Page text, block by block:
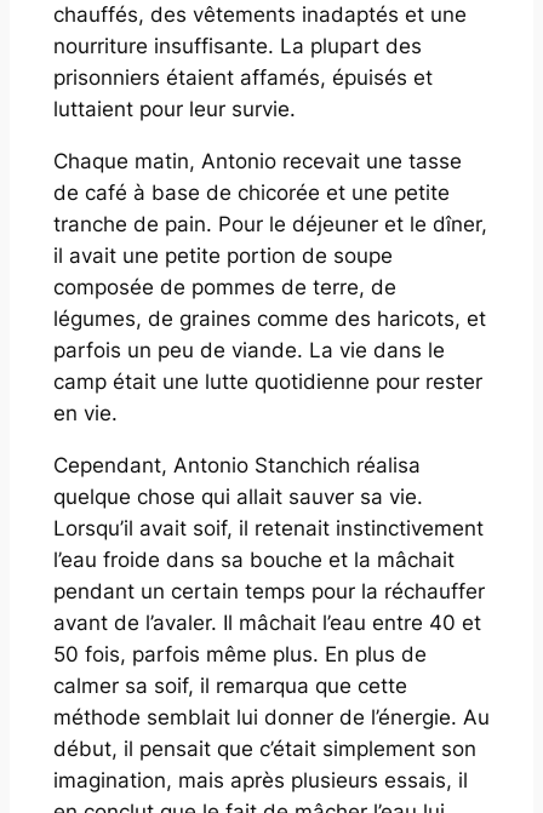
chauffés, des vêtements inadaptés et une
nourriture insuffisante. La plupart des
prisonniers étaient affamés, épuisés et
luttaient pour leur survie.
Chaque matin, Antonio recevait une tasse
de café à base de chicorée et une petite
tranche de pain. Pour le déjeuner et le dîner,
il avait une petite portion de soupe
composée de pommes de terre, de
légumes, de graines comme des haricots, et
parfois un peu de viande. La vie dans le
camp était une lutte quotidienne pour rester
en vie.
Cependant, Antonio Stanchich réalisa
quelque chose qui allait sauver sa vie.
Lorsqu’il avait soif, il retenait instinctivement
l’eau froide dans sa bouche et la mâchait
pendant un certain temps pour la réchauffer
avant de l’avaler. Il mâchait l’eau entre 40 et
50 fois, parfois même plus. En plus de
calmer sa soif, il remarqua que cette
méthode semblait lui donner de l’énergie. Au
début, il pensait que c’était simplement son
imagination, mais après plusieurs essais, il